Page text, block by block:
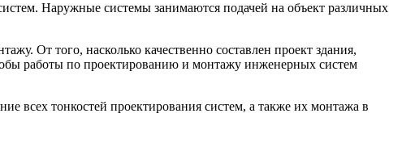
Наружные системы занимаются подачей на объект различных
От того, насколько качественно составлен проект здания,
работы по проектированию и монтажу инженерных систем
всех тонкостей проектирования систем, а также их монтажа в